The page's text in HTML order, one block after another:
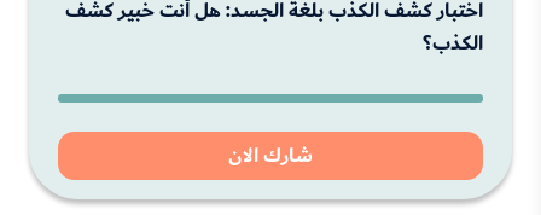
اختبار كشف الكذب بلغة الجسد: هل أنت خبير كشف
الكذب؟
شارك الان